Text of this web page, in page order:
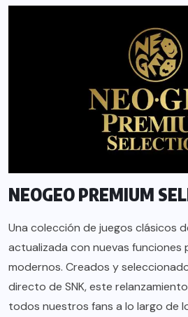
NEOGEO PREMIUM
Una colección de juegos clásicos
actualizada con nuevas funciones
modernos. Creados y
directo de SNK, este
todos nuestros fans a lo largo de